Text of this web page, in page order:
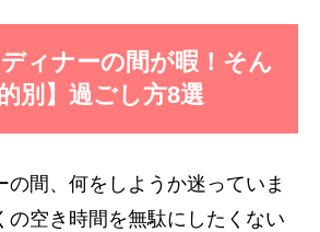
ィナーの間が暇！そん
別】過ごし方8選
の間、何をしようか迷っていま
の空き時間を無駄にしたくない